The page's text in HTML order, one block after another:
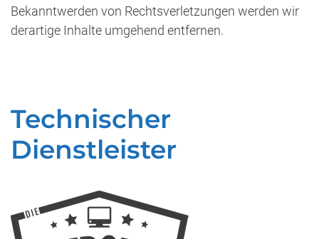
Bekanntwerden von Rechtsverletzungen werden wir
derartige Inhalte umgehend entfernen.
Technischer
Dienstleister